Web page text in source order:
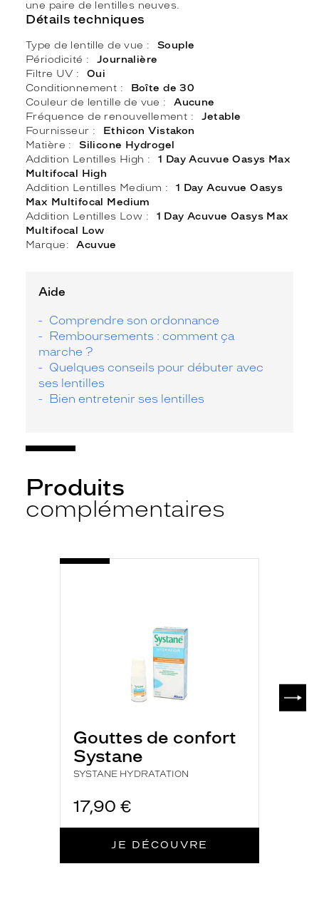
une paire de lentilles neuves.
Détails techniques
Type de lentille de vue
Souple
Périodicité
Journalière
Filtre UV
Oui
Conditionnement
Boîte de 30
Couleur de lentille de vue
Aucune
Fréquence de renouvellement
Jetable
Fournisseur
Ethicon Vistakon
Matière
Silicone Hydrogel
Addition Lentilles High
1 Day Acuvue Oasys Max
Multifocal High
Addition Lentilles Medium
1 Day Acuvue Oasys
Max Multifocal Medium
Addition Lentilles Low
1 Day Acuvue Oasys Max
Multifocal Low
Marque
Acuvue
Aide
Comprendre son ordonnance
Remboursements : comment ça
marche ?
Quelques conseils pour débuter avec
ses lentilles
Bien entretenir ses lentilles
Produits
complémentaires
Gouttes de confort
Systane
SYSTANE HYDRATATION
17,90 €
JE DÉCOUVRE
-